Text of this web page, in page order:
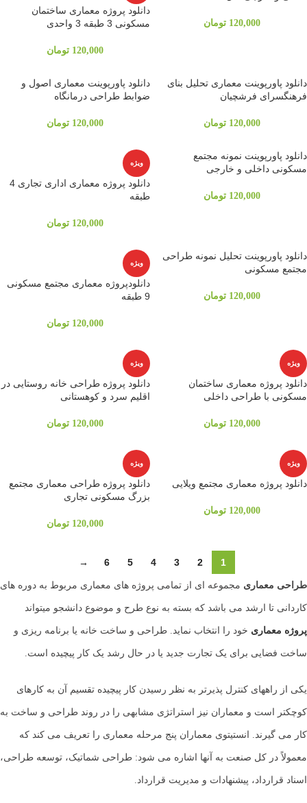
120,000 تومان
دانلود پروژه معماری ساختمان
مسکونی 3 طبقه 3 واحدی
120,000 تومان
دانلود پاورپوینت معماری تحلیل بنای
فرهنگسرای فرشچیان
120,000 تومان
دانلود پاورپوینت معماری اصول و
ضوابط طراحی درمانگاه
120,000 تومان
دانلود پاورپوینت نمونه مجتمع
مسکونی داخلی و خارجی
120,000 تومان
ویژه
دانلود پروژه معماری اداری تجاری 4
طبقه
120,000 تومان
دانلود پاورپوینت تحلیل نمونه طراحی
مجتمع مسکونی
120,000 تومان
ویژه
دانلودپروژه معماری مجتمع مسکونی
9 طبقه
120,000 تومان
ویژه
دانلود پروژه معماری ساختمان
مسکونی با طراحی داخلی
120,000 تومان
ویژه
دانلود پروژه طراحی خانه روستایی در
اقلیم سرد و کوهستانی
120,000 تومان
ویژه
دانلود پروژه معماری مجتمع ویلایی
120,000 تومان
ویژه
دانلود پروژه طراحی معماری مجتمع
بزرگ مسکونی تجاری
120,000 تومان
1
2
3
4
5
6
→
طراحی معماری مجموعه ای از تمامی پروژه های معماری مربوط به دوره های
کاردانی تا ارشد می باشد که بسته به نوع طرح و موضوع دانشجو میتواند
پروژه معماری خود را انتخاب نماید. طراحی و ساخت خانه یا برنامه ریزی و
ساخت فضایی برای یک تجارت جدید یا در حال رشد یک کار پیچیده است.
یکی از راههای کنترل پذیرتر به نظر رسیدن کار پیچیده تقسیم آن به کارهای
کوچکتر است و معماران نیز استراتژی مشابهی را در روند طراحی و ساخت به
کار می گیرند. انستیتوی معماران پنج مرحله معماری را تعریف می کند که
معمولاً در کل صنعت به آنها اشاره می شود: طراحی شماتیک، توسعه طراحی،
اسناد قرارداد، پیشنهادات و مدیریت قرارداد.